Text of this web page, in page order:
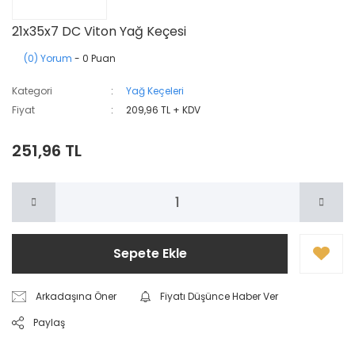
21x35x7 DC Viton Yağ Keçesi
(0) Yorum - 0 Puan
Kategori
Yağ Keçeleri
Fiyat
209,96 TL + KDV
251,96 TL
Sepete Ekle
Arkadaşına Öner
Fiyatı Düşünce Haber Ver
Paylaş